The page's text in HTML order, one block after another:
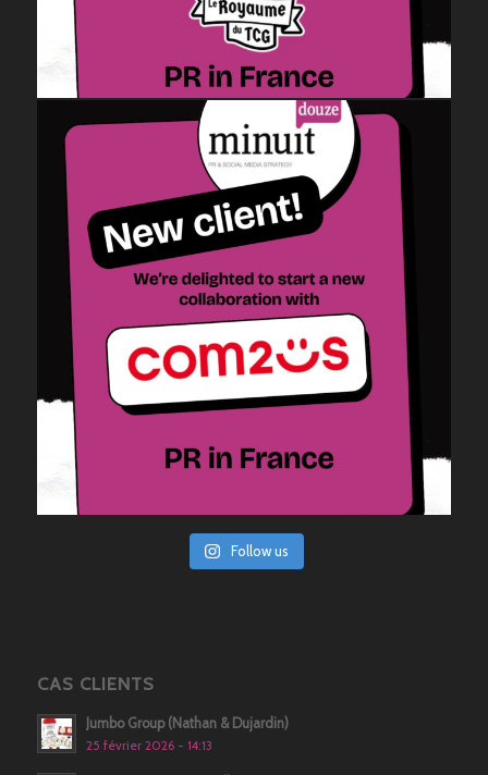
Follow us
CAS CLIENTS
Jumbo Group (Nathan & Dujardin)
25 février 2026 - 14:13